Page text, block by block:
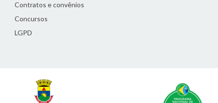
Contratos e convênios
Concursos
LGPD